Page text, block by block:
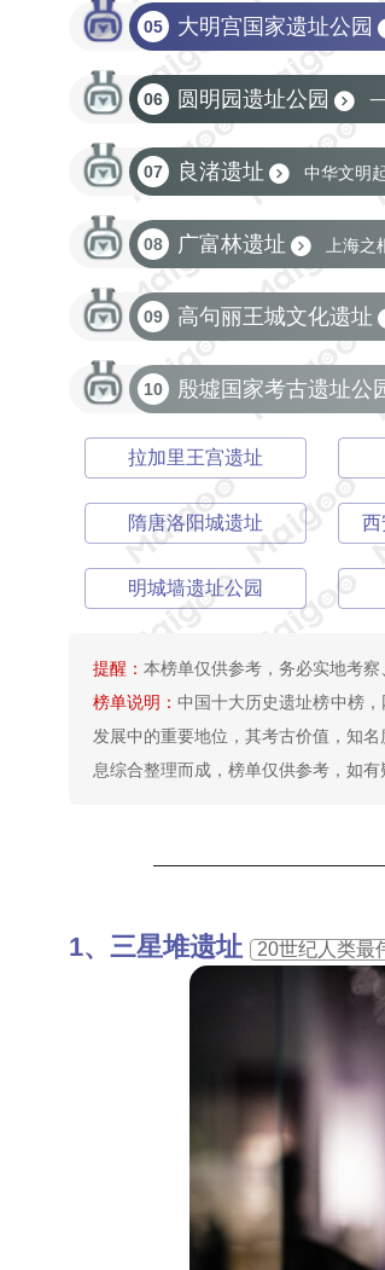
05 大明宫国家遗址公园
06 圆明园遗址公园
文物保护单位 红色经典
07 良渚遗址 中华文明
08 广富林遗址 上海之
09 高句丽王城文化遗址
10 殷墟国家考古遗址公
国家考古遗址公园
拉加里王宫遗址
隋唐洛阳城遗址 西
明城墙遗址公园
提醒： 本榜单仅供参考，务必实地考
榜单说明：中国十大历史遗址榜中榜
发展中的重要地位，其考古价值，知名
息综合整理而成，榜单仅供参考，如有
三星堆遗址 20世纪人类最